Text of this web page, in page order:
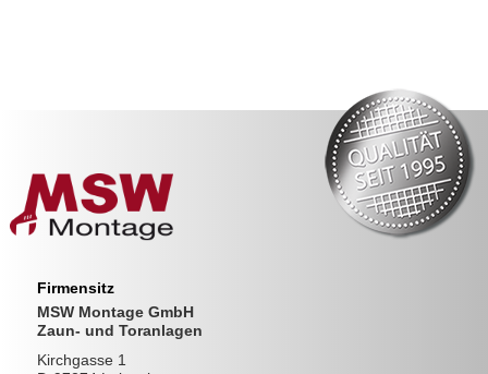
Firmensitz
MSW Montage GmbH
Zaun- und Toranlagen
Kirchgasse 1